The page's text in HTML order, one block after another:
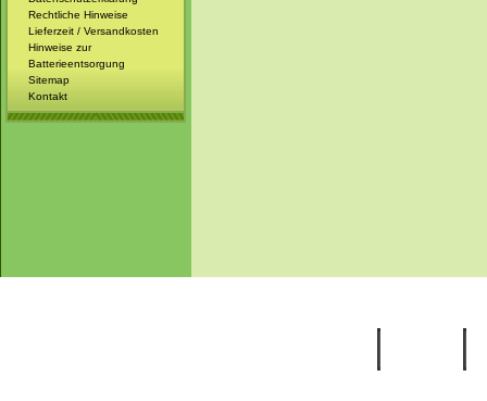
Rechtliche Hinweise
Lieferzeit / Versandkosten
Hinweise zur
Batterieentsorgung
Sitemap
Kontakt